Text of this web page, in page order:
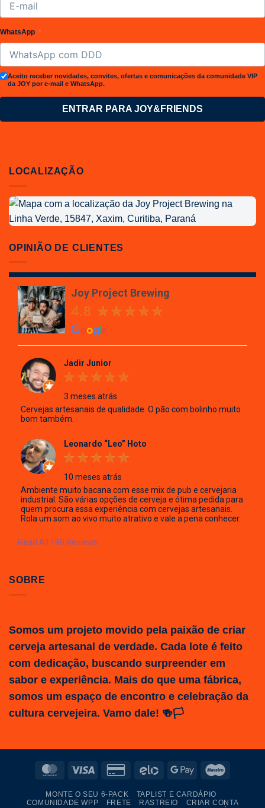
WhatsApp
Aceito receber novidades, convites, ofertas e comunicações da comunidade VIP
da JOY por e-mail e WhatsApp.
ENTRAR PARA JOY&FRIENDS
LOCALIZAÇÃO
Localização
da
Project
Brewing
OPINIÃO DE CLIENTES
Joy Project Brewing
4.8
Jadir Junior
3 meses atrás
Cervejas artesanais de qualidade. O pão com bolinho muito
bom também.
Leonardo “Leo” Hoto
10 meses atrás
Ambiente muito bacana com esse mix de pub e cervejaria
industrial. São várias opções de cerveja e ótima pedida para
quem procura essa experiência com cervejas artesanais.
Rola um som ao vivo muito atrativo e vale a pena conhecer.
Read All 190 Reviews
SOBRE
Somos um projeto movido pela paixão de criar
cerveja artesanal de verdade. Cada lote é feito
com dedicação, buscando surpreender em
sabor e experiência. Mais do que uma fábrica,
somos um espaço de encontro e celebração da
cultura cervejeira. Vamo dale! 🍻🏳️
MasterCardVisa
Credit
2
Elo
Google
MONTE O SEU 6-PACK
TAPLIST E CARDÁPIO
COMUNIDADE WPP
FRETE RASTREIO
CRIAR CONTA